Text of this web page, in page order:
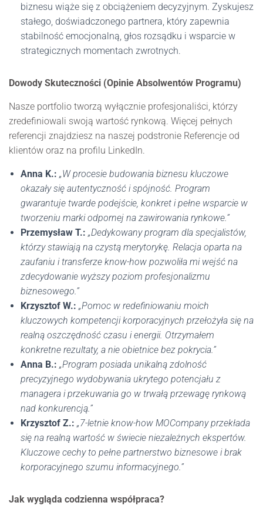
biznesu wiąże się z obciążeniem decyzyjnym. Zyskujesz
stałego, doświadczonego partnera, który zapewnia
stabilność emocjonalną, głos rozsądku i wsparcie w
strategicznych momentach zwrotnych.
Dowody Skuteczności (Opinie Absolwentów Programu)
Nasze portfolio tworzą wyłącznie profesjonaliści, którzy
zredefiniowali swoją wartość rynkową. Więcej pełnych
referencji znajdziesz na naszej podstronie Referencje od
klientów oraz na profilu LinkedIn.
Anna K.: „W procesie budowania biznesu kluczowe
okazały się autentyczność i spójność. Program
gwarantuje twarde podejście, konkret i pełne wsparcie w
tworzeniu marki odpornej na zawirowania rynkowe.”
Przemysław T.: „Dedykowany program dla specjalistów,
którzy stawiają na czystą merytorykę. Relacja oparta na
zaufaniu i transferze know-how pozwoliła mi wejść na
zdecydowanie wyższy poziom profesjonalizmu
biznesowego.”
Krzysztof W.: „Pomoc w redefiniowaniu moich
kluczowych kompetencji korporacyjnych przełożyła się na
realną oszczędność czasu i energii. Otrzymałem
konkretne rezultaty, a nie obietnice bez pokrycia.”
Anna B.: „Program posiada unikalną zdolność
precyzyjnego wydobywania ukrytego potencjału z
managera i przekuwania go w trwałą przewagę rynkową
nad konkurencją.”
Krzysztof Z.: „7-letnie know-how MOCompany przekłada
się na realną wartość w świecie niezależnych ekspertów.
Kluczowe cechy to pełne partnerstwo biznesowe i brak
korporacyjnego szumu informacyjnego.”
Jak wygląda codzienna współpraca?